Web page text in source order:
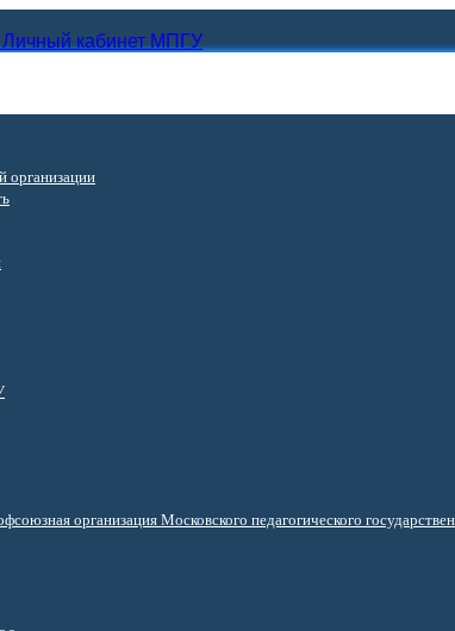
Личный кабинет МПГУ
организации
организация Московского педагогического